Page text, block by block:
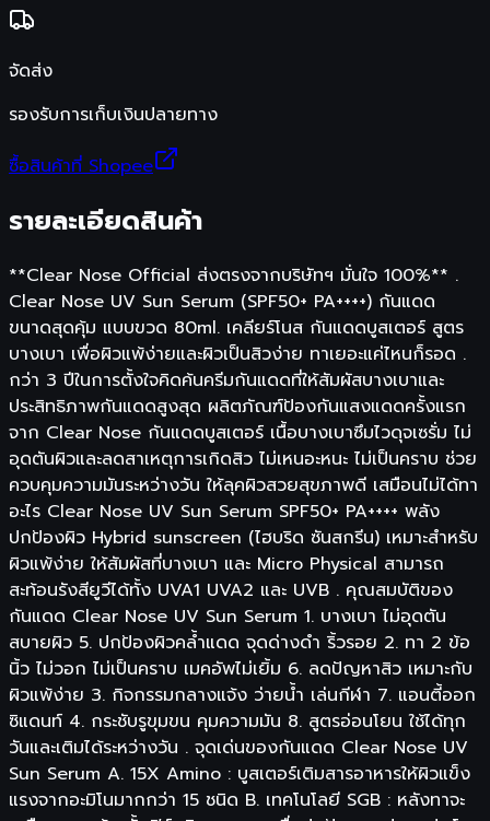
จัดส่ง
รองรับการเก็บเงินปลายทาง
ซื้อสินค้าที่ Shopee
รายละเอียดสินค้า
**Clear Nose Official ส่งตรงจากบริษัทฯ มั่นใจ 100%** .
Clear Nose UV Sun Serum (SPF50+ PA++++) กันแดด
ขนาดสุดคุ้ม แบบขวด 80ml. เคลียร์โนส กันแดดบูสเตอร์ สูตร
บางเบา เพื่อผิวแพ้ง่ายและผิวเป็นสิวง่าย ทาเยอะแค่ไหนก็รอด .
กว่า 3 ปีในการตั้งใจคิดค้นครีมกันแดดที่ให้สัมผัสบางเบาและ
ประสิทธิภาพกันแดดสูงสุด ผลิตภัณฑ์ป้องกันแสงแดดครั้งแรก
จาก Clear Nose กันแดดบูสเตอร์ เนื้อบางเบาซึมไวดุจเซรั่ม ไม่
อุดตันผิวและลดสาเหตุการเกิดสิว ไม่เหนอะหนะ ไม่เป็นคราบ ช่วย
ควบคุมความมันระหว่างวัน ให้ลุคผิวสวยสุขภาพดี เสมือนไม่ได้ทา
อะไร Clear Nose UV Sun Serum SPF50+ PA++++ พลัง
ปกป้องผิว Hybrid sunscreen (ไฮบริด ซันสกรีน) เหมาะสำหรับ
ผิวแพ้ง่าย ให้สัมผัสที่บางเบา และ Micro Physical สามารถ
สะท้อนรังสียูวีได้ทั้ง UVA1 UVA2 และ UVB . คุณสมบัติของ
กันแดด Clear Nose UV Sun Serum 1. บางเบา ไม่อุดตัน
สบายผิว 5. ปกป้องผิวคล้ำแดด จุดด่างดำ ริ้วรอย 2. ทา 2 ข้อ
นิ้ว ไม่วอก ไม่เป็นคราบ เมคอัพไม่เยิ้ม 6. ลดปัญหาสิว เหมาะกับ
ผิวแพ้ง่าย 3. กิจกรรมกลางแจ้ง ว่ายน้ำ เล่นกีฬา 7. แอนตี้ออก
ซิแดนท์ 4. กระชับรูขุมขน คุมความมัน 8. สูตรอ่อนโยน ใช้ได้ทุก
วันและเติมได้ระหว่างวัน . จุดเด่นของกันแดด Clear Nose UV
Sun Serum A. 15X Amino : บูสเตอร์เติมสารอาหารให้ผิวแข็ง
แรงจากอะมิโนมากกว่า 15 ชนิด B. เทคโนโลยี SGB : หลังทาจะ